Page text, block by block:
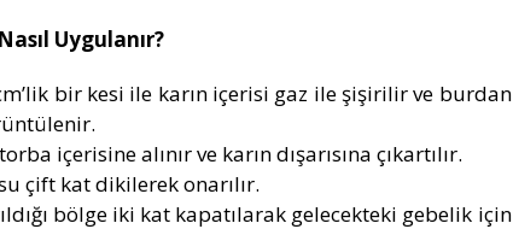
Uygulanır?
bir kesi ile karın içerisi gaz ile şişirilir ve burdan
içerisine alınır ve karın dışarısına çıkartılır.
çift kat dikilerek onarılır.
bölge iki kat kapatılarak gelecekteki gebelik için